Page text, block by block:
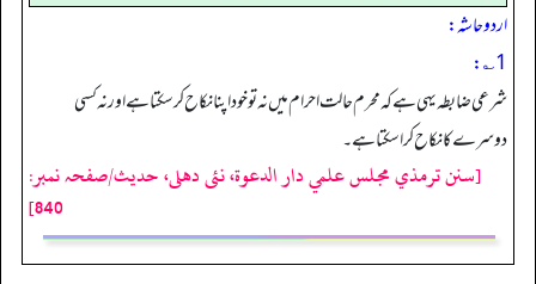
اردو حاشہ:
1؎:
شرعی ضابطہ یہی ہے کہ محرم حالت احرام میں نہ تو خود اپنا نکاح کر سکتا ہے اور نہ کسی
دوسرے کا نکاح کرا سکتا ہے۔
[سنن ترمذي مجلس علمي دار الدعوة، نئى دهلى، حدیث/صفحہ نمبر:
840]